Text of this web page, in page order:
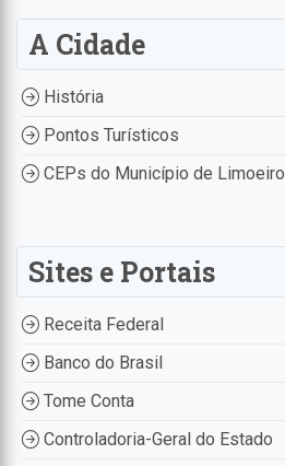
A Cidade
História
Pontos Turísticos
CEPs do Município de Limoeiro
Sites e Portais
Receita Federal
Banco do Brasil
Tome Conta
Controladoria-Geral do Estado